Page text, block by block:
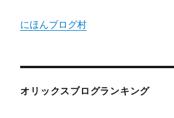
にほんブログ村
オリックスブログランキング